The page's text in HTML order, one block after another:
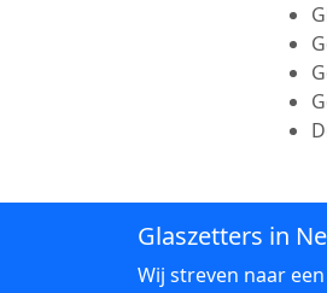
Glaszetters in
Wij streven naar